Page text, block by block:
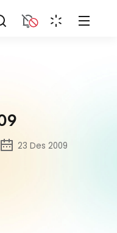
23 Des 2009